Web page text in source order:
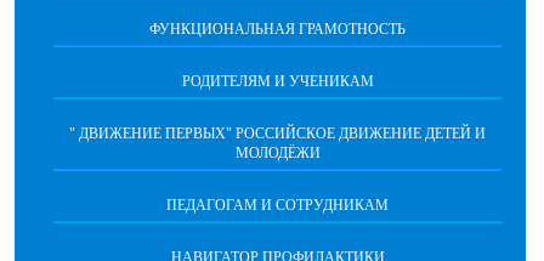
ФУНКЦИОНАЛЬНАЯ ГРАМОТНОСТЬ
РОДИТЕЛЯМ И УЧЕНИКАМ
" ДВИЖЕНИЕ ПЕРВЫХ" РОССИЙСКОЕ ДВИЖЕНИЕ ДЕТЕЙ И
МОЛОДЁЖИ
ПЕДАГОГАМ И СОТРУДНИКАМ
НАВИГАТОР ПРОФИЛАКТИКИ